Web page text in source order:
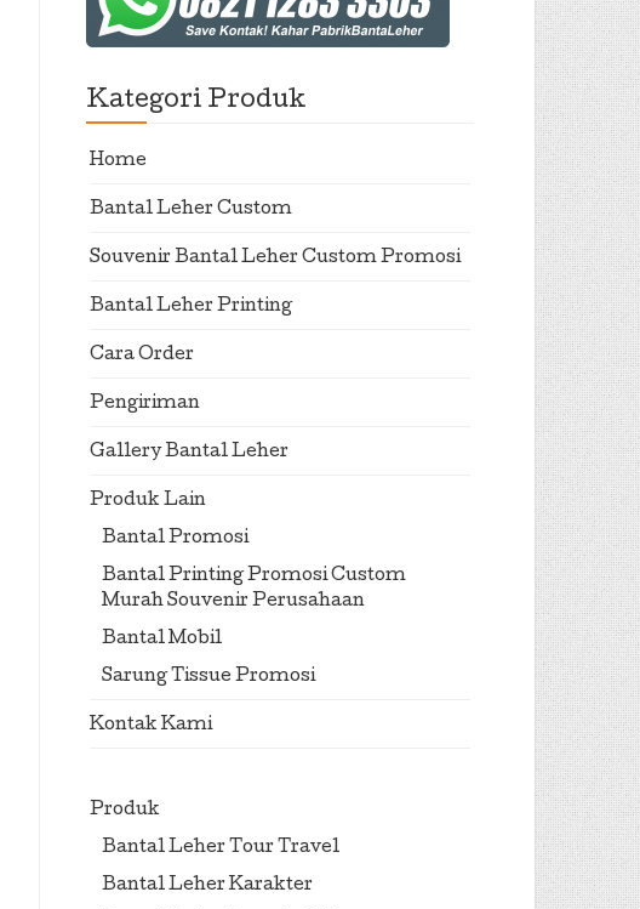
Kategori Produk
Home
Bantal Leher Custom
Souvenir Bantal Leher Custom Promosi
Bantal Leher Printing
Cara Order
Pengiriman
Gallery Bantal Leher
Produk Lain
Bantal Promosi
Bantal Printing Promosi Custom
Murah Souvenir Perusahaan
Bantal Mobil
Sarung Tissue Promosi
Kontak Kami
Produk
Bantal Leher Tour Travel
Bantal Leher Karakter